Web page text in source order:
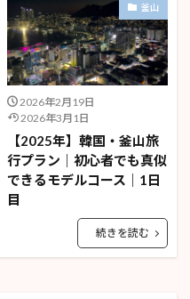
釜山
2026年2月19日
2026年3月1日
【2025年】韓国・釜山旅
行プラン｜初心者でも真似
できるモデルコース｜1日
目
続きを読む